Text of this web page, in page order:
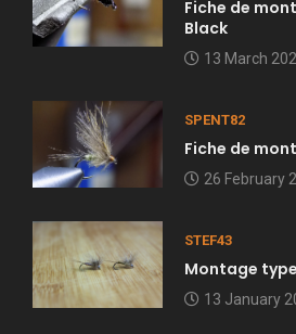
Fiche de
Black
13 March
SPENT82
Fiche de
26 February
STEF43
Montage
13 January